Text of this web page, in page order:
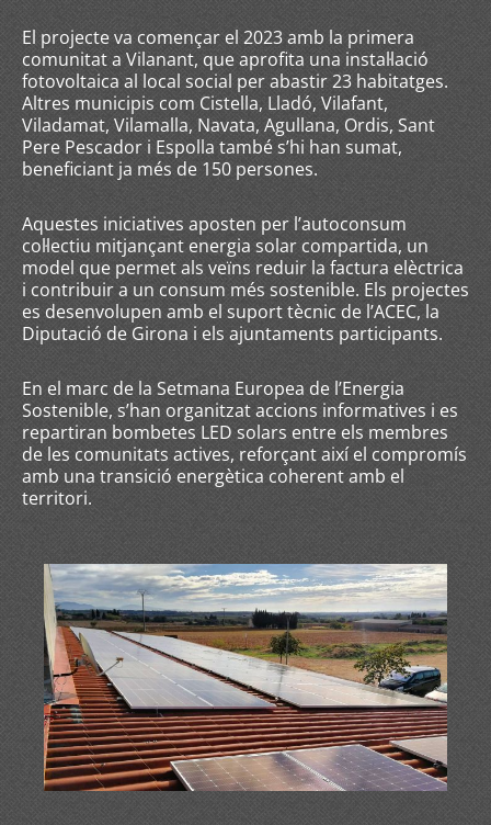
El projecte va començar el 2023 amb la primera
comunitat a Vilanant, que aprofita una instal·lació
fotovoltaica al local social per abastir 23 habitatges.
Altres municipis com Cistella, Lladó, Vilafant,
Viladamat, Vilamalla, Navata, Agullana, Ordis, Sant
Pere Pescador i Espolla també s’hi han sumat,
beneficiant ja més de 150 persones.
Aquestes iniciatives aposten per l’autoconsum
col·lectiu mitjançant energia solar compartida, un
model que permet als veïns reduir la factura elèctrica
i contribuir a un consum més sostenible. Els projectes
es desenvolupen amb el suport tècnic de l’ACEC, la
Diputació de Girona i els ajuntaments participants.
En el marc de la Setmana Europea de l’Energia
Sostenible, s’han organitzat accions informatives i es
repartiran bombetes LED solars entre els membres
de les comunitats actives, reforçant així el compromís
amb una transició energètica coherent amb el
territori.